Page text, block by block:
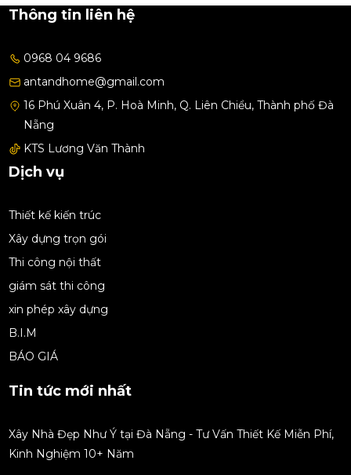
Thông tin liên hệ
0968 04 9686
antandhome@gmail.com
16 Phú Xuân 4, P. Hoà Minh, Q. Liên Chiểu, Thành phố Đà
Nẵng
KTS Lương Văn Thành
Dịch vụ
Thiết kế kiến trúc
Xây dựng trọn gói
Thi công nội thất
giám sát thi công
xin phép xây dựng
B.I.M
BÁO GIÁ
Tin tức mới nhất
Xây Nhà Đẹp Như Ý tại Đà Nẵng - Tư Vấn Thiết Kế Miễn Phí,
Kinh Nghiệm 10+ Năm